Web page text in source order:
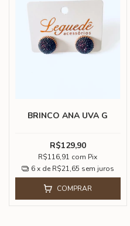
BRINCO ANA UVA G
R$129,90
R$116,91 com Pix
6 x de R$21,65 sem juros
COMPRAR